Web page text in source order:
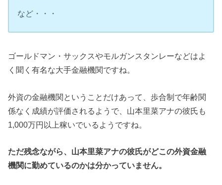
など・・・
ゴールドマン・サックスやモルガンスタンレーなどはよ
く聞く有名な大手金融機関ですね。
外資の金融機関ということだけあって、歩合制で年齢関
係なく成績が評価されるようで、山本里菜アナの彼氏も
1,000万円以上稼いでいるようですね。
ただ残念ながら、山本里菜アナの彼氏がどこの外資金融
機関に勤めているのかは分かっていません。